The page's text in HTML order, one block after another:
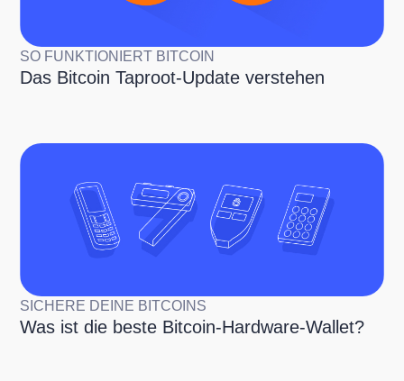
SO FUNKTIONIERT BITCOIN
Das Bitcoin Taproot-Update verstehen
SICHERE DEINE BITCOINS
Was ist die beste Bitcoin-Hardware-Wallet?